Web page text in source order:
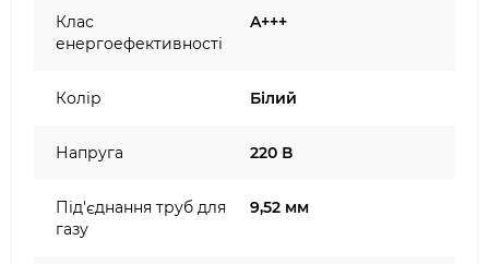
Клас
енергоефективності
A+++
Колір Білий
Напруга 220 В
Під'єднання труб для
газу
9,52 мм